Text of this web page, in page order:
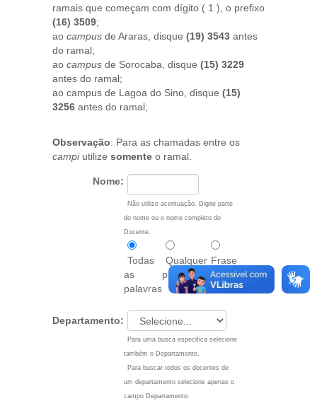
ramais que começam com dígito ( 1 ), o prefixo
(16) 3509;
ao campus de Araras, disque (19) 3543 antes
do ramal;
ao campus de Sorocaba, disque (15) 3229
antes do ramal;
ao campus de Lagoa do Sino, disque (15)
3256 antes do ramal;
Observação: Para as chamadas entre os
campiutilize somente o ramal.
Nome:
Não utilize acentuação. Digite parte
do nome ou o nome completo do
Docente.
Todas
as
palavras
Qualquer
palavra
Frase
exata
Departamento:
Para uma busca especifica selecione
também o Departamento.
Para buscar todos os docentes de
um departamento selecione apenas o
campo Departamento.